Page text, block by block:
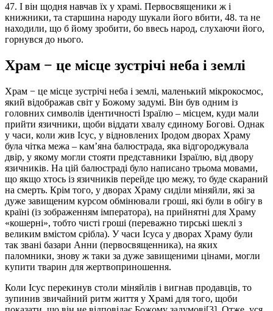
47. І він щодня навчав їх у храмі. Первосвященики ж і
книжники, та старшина народу шукали його вбити, 48. та не
находили, що б йому зробити, бо ввесь народ, слухаючи його,
горнувся до нього.
Храм − це місце зустрічі неба і землі
Храм − це місце зустрічі неба і землі, маленький мікрокосмос,
який відображав світ у Божому задумі. Він був одним із
головних символів ідентичності Ізраїлю – місцем, куди мали
прийти язичники, щоби віддати хвалу єдиному Богові. Однак
у часи, коли жив Ісус, у відновлених Іродом дворах Храму
була чітка межа – кам’яна балюстрада, яка відгороджувала
двір, у якому могли стояти представники Ізраїлю, від двору
язичників. На цій балюстраді було написано трьома мовами,
що якщо хтось із язичників перейде цю межу, то буде скараний
на смерть. Крім того, у дворах Храму сиділи міняйли, які за
дуже завищеним курсом обмінювали гроші, які були в обігу в
країні (із зображенням імператора), на прийнятні для Храму
«кошерні», тобто чисті гроші (переважно тирські шеклі з
великим вмістом срібла). У часи Ісуса у дворах Храму були
так звані базари Анни (первосвященника), на яких
паломники, знову ж таки за дуже завищеними цінами, могли
купити тварин для жертвоприношення.
Коли Ісус перекинув столи міняйлів і вигнав продавців, то
зупинив звичайний ритм життя у Храмі для того, щоби